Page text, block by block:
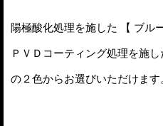
陽極酸化処理を施した 【 ブルー
ＰＶＤコーティング処理を施し
の２色からお選びいただけます